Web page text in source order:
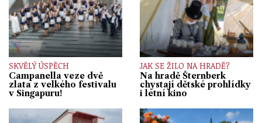
SKVĚLÝ ÚSPĚCH
Campanella veze dvě
zlata z velkého festivalu
v Singapuru!
JAK SE ŽILO NA HRADĚ?
Na hradě Šternberk
chystají dětské prohlídky
i letní kino